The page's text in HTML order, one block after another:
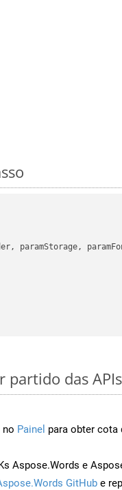
paramStorage,
das
no Painel para obter cota
Aspose.Words e
GitHub e